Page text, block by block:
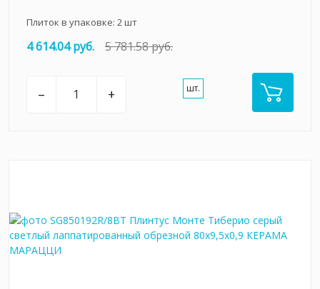
Плиток в упаковке: 2шт
4 614.04 руб. 5 781.58 руб.
– + шт.